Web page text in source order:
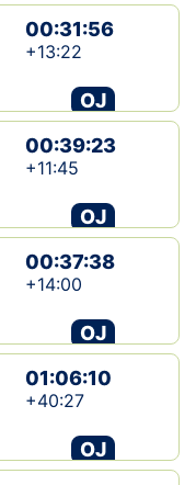
00:31:56
+13:22
OJ
00:39:23
+11:45
OJ
00:37:38
+14:00
OJ
01:06:10
+40:27
OJ